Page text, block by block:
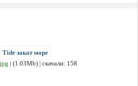
Tide закат море
jpg | (1.03Mb) | скачали: 158